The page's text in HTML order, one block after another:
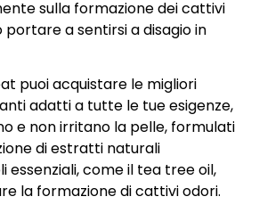
sulla formazione dei cattivi
a sentirsi a disagio in
puoi acquistare le migliori
adatti a tutte le tue esigenze,
e non irritano la pelle, formulati
di estratti naturali
essenziali, come il tea tree oil,
la formazione di cattivi odori.